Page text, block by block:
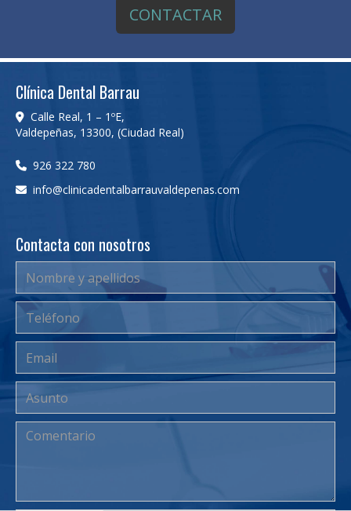
CONTACTAR
Clínica Dental Barrau
Calle Real, 1 – 1ºE,
Valdepeñas, 13300, (Ciudad Real)
926 322 780
info
clinicadentalbarrauvaldepenas.com
Contacta con nosotros